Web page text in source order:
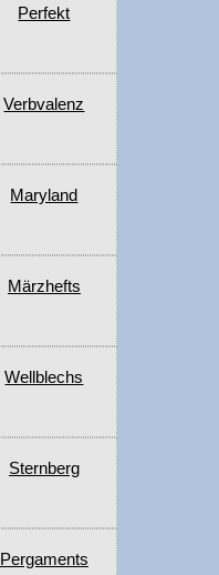
Perfekt
Verbvalenz
Maryland
Märzhefts
Wellblechs
Sternberg
Pergaments